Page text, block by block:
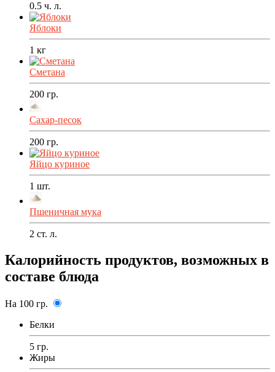
0.5 ч. л.
Яблоки
1 кг
Сметана
200 гр.
Сахар-песок
200 гр.
Яйцо куриное
1 шт.
Пшеничная мука
2 ст. л.
Калорийность продуктов, возможных в
составе блюда
На 100 гр.
Белки
5 гр.
Жиры